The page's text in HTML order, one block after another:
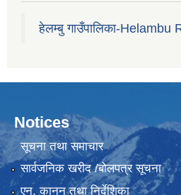
हेलम्बु गाउँपालिका-
Notices
सूचना तथा समाचार
सार्वजनिक खरीद /बोलपत्र सूचना
एन, कानुन तथा निर्देशिका